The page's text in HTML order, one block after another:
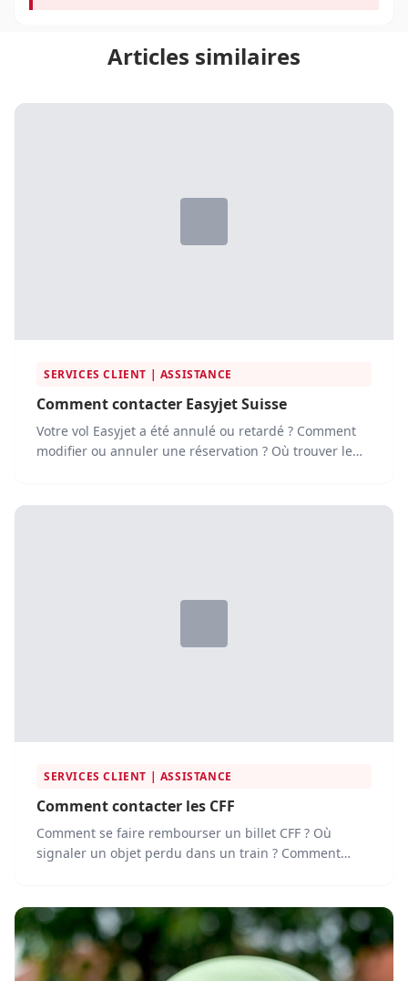
Articles similaires
SERVICES CLIENT | ASSISTANCE
Comment contacter Easyjet Suisse
Votre vol Easyjet a été annulé ou retardé ? Comment
modifier ou annuler une réservation ? Où trouver le
SERVICES CLIENT | ASSISTANCE
Comment contacter les CFF
Comment se faire rembourser un billet CFF ? Où
signaler un objet perdu dans un train ? Comment